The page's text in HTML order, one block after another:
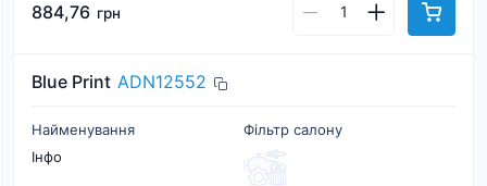
884,76 грн
Blue Print ADN12552
Найменування
Фільтр салону
Інфо